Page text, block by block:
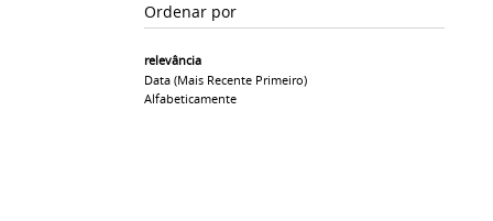
Ordenar por
relevância
Data (mais Recente Primeiro)
Alfabeticamente